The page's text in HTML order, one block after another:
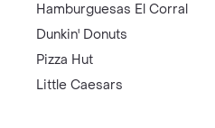
Hamburguesas El Corral
Dunkin' Donuts
Pizza Hut
Little Caesars